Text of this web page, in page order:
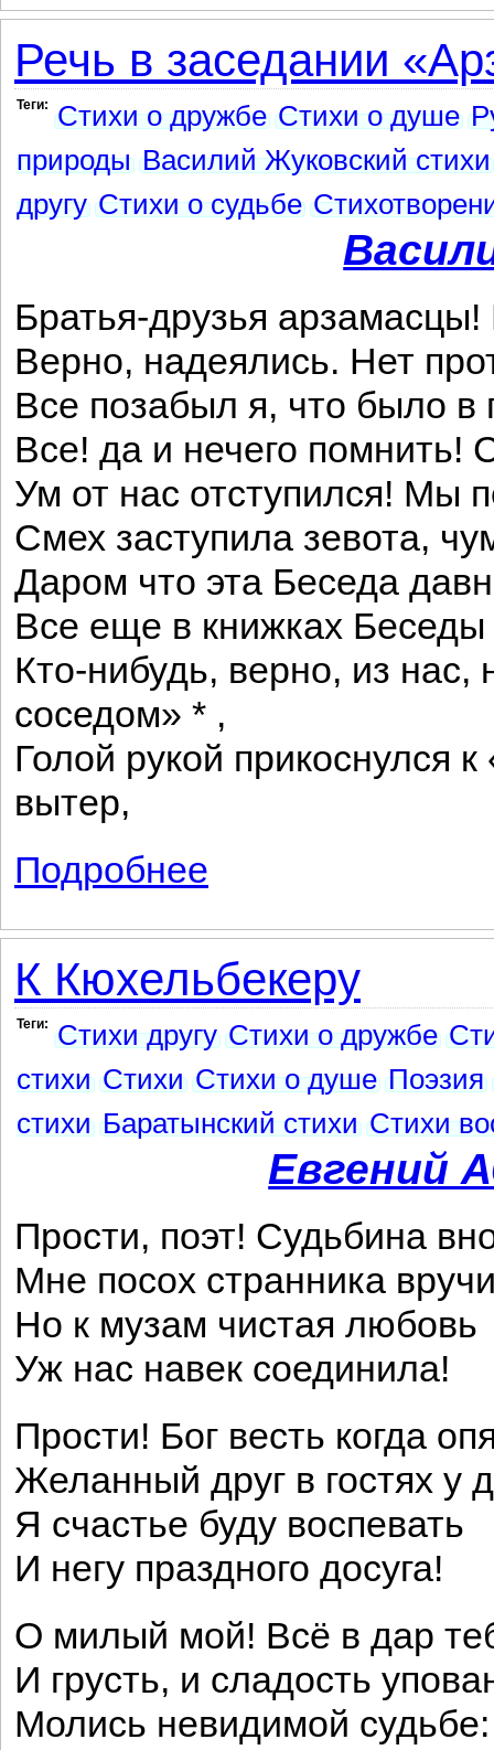
Речь в заседании
Теги: Стихи о дружбе Стихи о душе
природы Василий Жуковский стихи
другу Стихи о судьбе
Братья-друзья
Верно, надеялись. Нет
Все позабыл я, что было
Все! да и нечего помнить!
Ум от нас отступился! Мы
Смех заступила зевота,
Даром что эта Беседа
Все еще в книжках
Кто-нибудь, верно, из
соседом» * ,
Голой рукой прикоснулся
вытер,
Подробнее
К Кюхельбекеру
Теги: Стихи другу Стихи о дружбе
стихи Стихи Стихи о душе Поэзия
стихи Баратынский стихи Стихи
Евгений
Прости, поэт! Судьбина
Мне посох странника
Но к музам чистая любовь
Уж нас навек соединила!
Прости! Бог весть когда
Желанный друг в гостях у
Я счастье буду воспевать
И негу праздного досуга!
О милый мой! Всё в дар
И грусть, и сладость
Молись невидимой судьбе: